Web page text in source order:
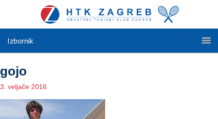
Izbornik
gojo
3. veljače 2016.